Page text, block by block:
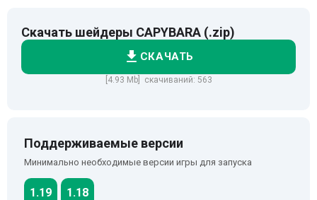
Скачать шейдеры CAPYBARA (.zip)
СКАЧАТЬ
[4.93 Mb] скачиваний: 563
Поддерживаемые версии
Минимально необходимые версии игры для запуска
1.19 1.18